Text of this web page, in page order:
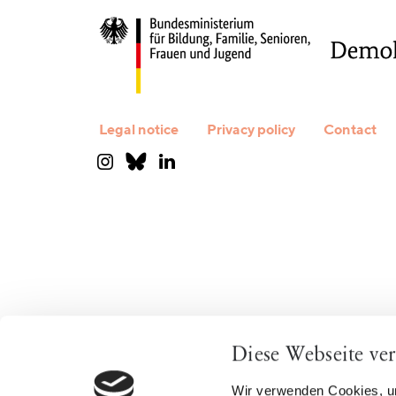
Diese Webseite
Wir verwenden Cookies,
Legal notice Privacy policy Contact